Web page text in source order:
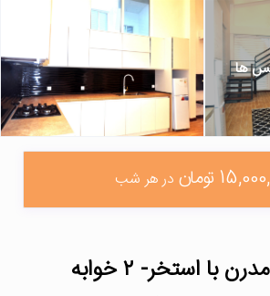
تومان در هر شب
استخر- ۲ خوابه